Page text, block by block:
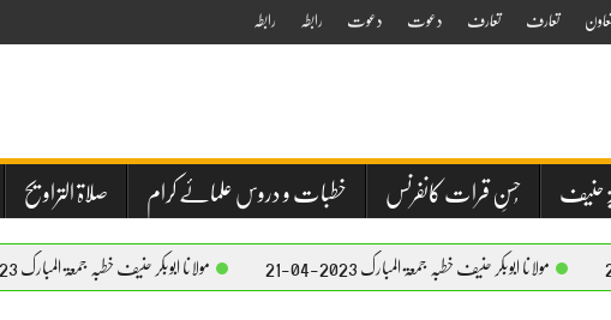
تعارف تعارف دعوت دعوت رابطہ رابطہ
حنیف حُسنِ قرات کانفرنس خطبات و دروس علمائے کرام صلاۃ التراویح
حنیف خطبہ جمعۃ المبارک 2023-04-21 مولانا ابوبکر حنیف خطبہ جمعۃ المبارک 2023-04-21